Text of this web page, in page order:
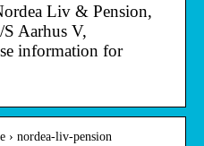
Liv & Pension,
Aarhus V,
information for
› nordea-liv-pension